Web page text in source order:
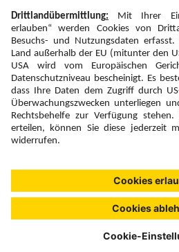
Newsletter:
Fairness und
Unsere
Copyright © 2026